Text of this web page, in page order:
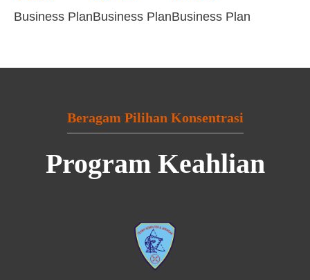
Business PlanBusiness PlanBusiness Plan
Beragam Pilihan Konsentrasi
Program Keahlian